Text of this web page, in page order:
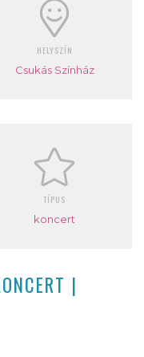
HELYSZÍN
Csukás Színház
TÍPUS
koncert
|